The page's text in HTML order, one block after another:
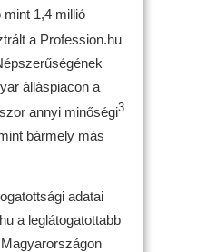
mint 1,4 millió
a Profession.hu
álláspiacon a
annyi minőségi3
bármely más
adatai
a leglátogatottabb